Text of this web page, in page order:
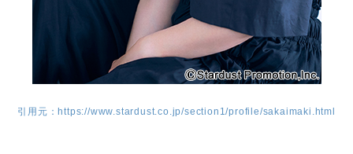
引用元：https://www.stardust.co.jp/section1/profile/sakaimaki.html